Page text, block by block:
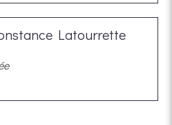
Latourrette